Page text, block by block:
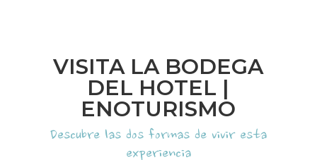
VISITA LA BODEGA
DEL HOTEL |
ENOTURISMO
Descubre las dos formas de vivir esta
experiencia